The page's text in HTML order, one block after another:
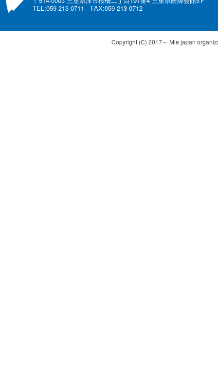
TEL:059-213-0711 FAX:059-213-0712
Copyright (C) 2017～ Mie japan